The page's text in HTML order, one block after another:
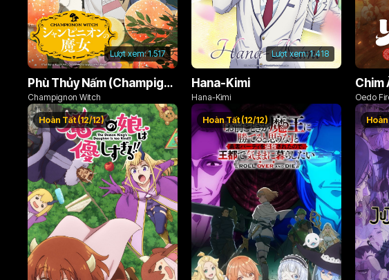
Lượt xem:1.517
Phù Thủy Nấm (Champignon no Majo)
Champignon Witch
Lượt xem:1.418
Hana-Kimi
Hana-Kimi
Oedo
Phoenix
Hoàn Tất (12/12) Hoàn Tất (12/12)